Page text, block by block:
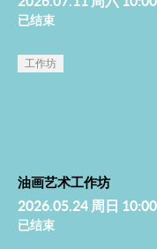
已结束
工作坊
油画艺术工作坊
2026.05.24 周日
已结束